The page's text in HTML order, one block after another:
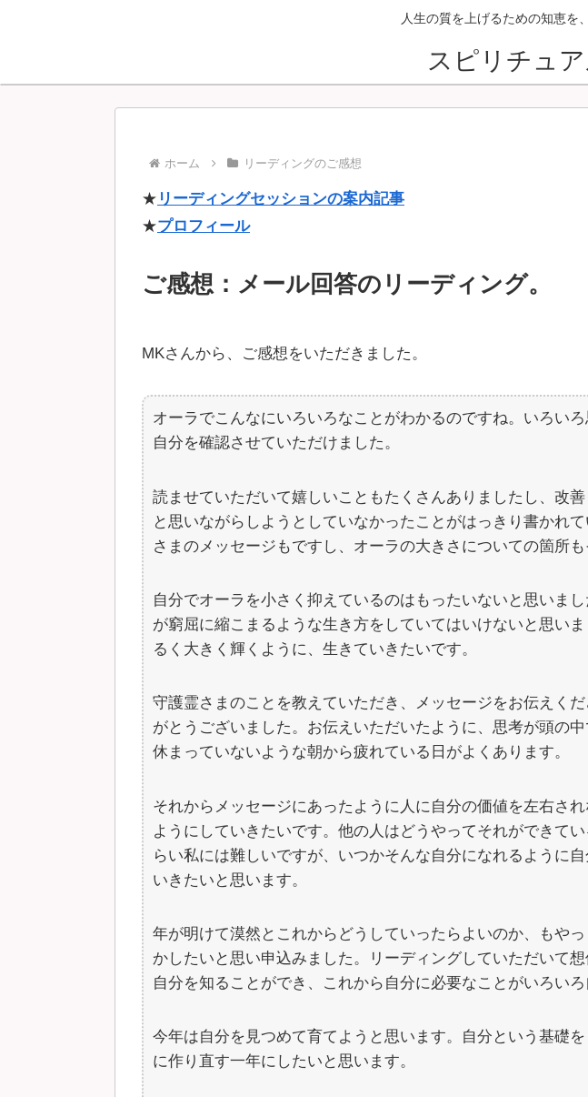
人生の質を上げるための知恵を
スピリチュ
ホーム リーディングのご感想
★ リーディングセッションの案内記事
★プロフィール
ご感想：メール回答のリーディング。
MKさんから、ご感想をいただきました。
オーラでこんなにいろいろなことがわかるのですね。いろい
自分を確認させていただけました。
読ませていただいて嬉しいこともたくさんありましたし、改
と思いながらしようとしていなかったことがはっきり書かれ
さまのメッセージもですし、オーラの大きさについての箇所も
自分でオーラを小さく抑えているのはもったいないと思いま
が窮屈に縮こまるような生き方をしていてはいけないと思い
るく大きく輝くように、生きていきたいです。
守護霊さまのことを教えていただき、メッセージをお伝えく
がとうございました。お伝えいただいたように、思考が頭の
休まっていないような朝から疲れている日がよくあります。
それからメッセージにあったように人に自分の価値を左右さ
ようにしていきたいです。他の人はどうやってそれができてい
らい私には難しいですが、いつかそんな自分になれるように
いきたいと思います。
年が明けて漠然とこれからどうしていったらよいのか、もや
かしたいと思い申込みました。リーディングしていただいて
自分を知ることができ、これから自分に必要なことがいろいろ
今年は自分を見つめて育てようと思います。自分という基礎
に作り直す一年にしたいと思います。